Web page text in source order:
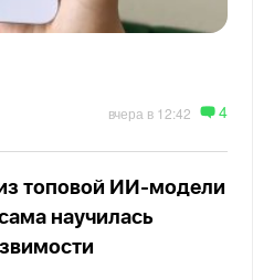
вчера в 12:42 4
топовой ИИ-модели
научилась